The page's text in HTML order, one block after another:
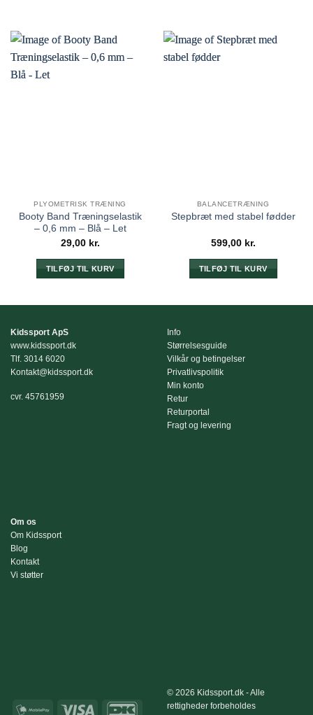
PLYOMETRISK TRÆNING
Booty Band Træningselastik
– 0,6 mm – Blå – Let
29,00 kr.
TILFØJ TIL KURV
BALANCETRÆNING
Stepbræt med stabel fødder
599,00 kr.
TILFØJ TIL KURV
Kidssport ApS
www.kidssport.dk
Tlf. 3014 6020
Kontakt@kidssport.dk
cvr. 45761959
Info
Størrelsesguide
Vilkår og betingelser
Privatlivspolitik
Min konto
Retur
Returportal
Fragt og levering
Om os
Om Kidssport
Blog
Kontakt
Vi støtter
MobilePay Visa DanKort
© 2026 Kidssport.dk - Alle
rettigheder forbeholdes